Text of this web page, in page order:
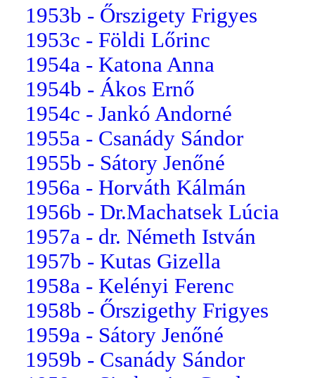
1953b - Őrszigety Frigyes
1953c - Földi Lőrinc
1954a - Katona Anna
1954b - Ákos Ernő
1954c - Jankó Andorné
1955a - Csanády Sándor
1955b - Sátory Jenőné
1956a - Horváth Kálmán
1956b - Dr.Machatsek Lúcia
1957a - dr. Németh István
1957b - Kutas Gizella
1958a - Kelényi Ferenc
1958b - Őrszigethy Frigyes
1959a - Sátory Jenőné
1959b - Csanády Sándor